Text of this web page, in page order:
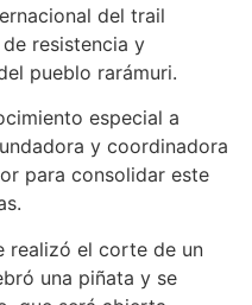
del trail
resistencia y
pueblo rarámuri.
especial a
y coordinadora
para consolidar este
realizó el corte de un
una piñata y se